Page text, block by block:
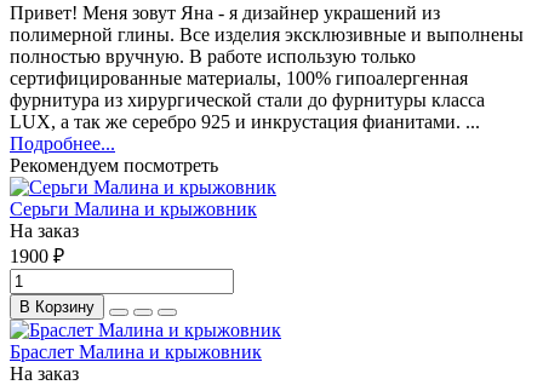
Привет! Меня зовут Яна - я дизайнер украшений из
полимерной глины. Все изделия эксклюзивные и выполнены
полностью вручную. В работе использую только
сертифицированные материалы, 100% гипоалергенная
фурнитура из хирургической стали до фурнитуры класса
LUX, а так же серебро 925 и инкрустация фианитами. ...
Подробнее...
Рекомендуем посмотреть
Серьги Малина и крыжовник
На заказ
1900 ₽
В Корзину
Браслет Малина и крыжовник
На заказ